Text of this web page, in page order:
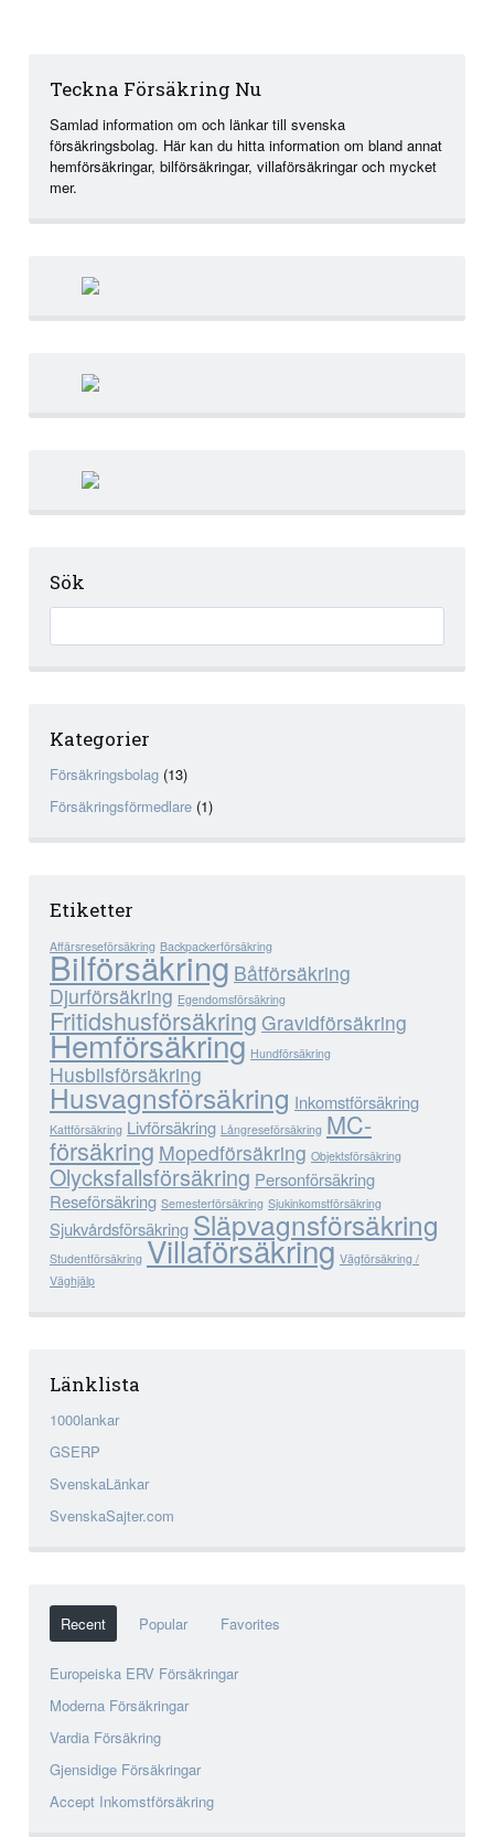
Teckna Försäkring Nu
Samlad information om och länkar till svenska
försäkringsbolag. Här kan du hitta information om bland annat
hemförsäkringar, bilförsäkringar, villaförsäkringar och mycket
mer.
Sök
Kategorier
Försäkringsbolag (13)
Försäkringsförmedlare (1)
Etiketter
Affärsreseförsäkring Backpackerförsäkring
Bilförsäkring Båtförsäkring
Djurförsäkring Egendomsförsäkring
Fritidshusförsäkring Gravidförsäkring
Hemförsäkring Hundförsäkring
Husbilsförsäkring
Husvagnsförsäkring Inkomstförsäkring
Kattförsäkring Livförsäkring Långreseförsäkring MC-
försäkring Mopedförsäkring Objektsförsäkring
Olycksfallsförsäkring Personförsäkring
Reseförsäkring Semesterförsäkring Sjukinkomstförsäkring
Sjukvårdsförsäkring Släpvagnsförsäkring
Studentförsäkring Villaförsäkring Vägförsäkring /
Väghjälp
Länklista
1000lankar
GSERP
SvenskaLänkar
SvenskaSajter.com
Recent Popular Favorites
Europeiska ERV Försäkringar
Moderna Försäkringar
Vardia Försäkring
Gjensidige Försäkringar
Accept Inkomstförsäkring